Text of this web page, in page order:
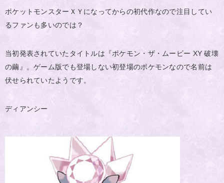
ポケットモンスターＸＹになってからの初代作なので注目してい
るファンも多いのでは？
当初発表されていたタイトルは『ポケモン・ザ・ムービー XY 破壊
の繭』。ゲーム版でも登場しない初登場のポケモンなので名前は
伏せられていたようです。
ディアンシー